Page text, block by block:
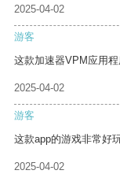
2025-04-02
游客
这款加速器VPM应用程
2025-04-02
游客
这款app的游戏非常好
2025-04-02